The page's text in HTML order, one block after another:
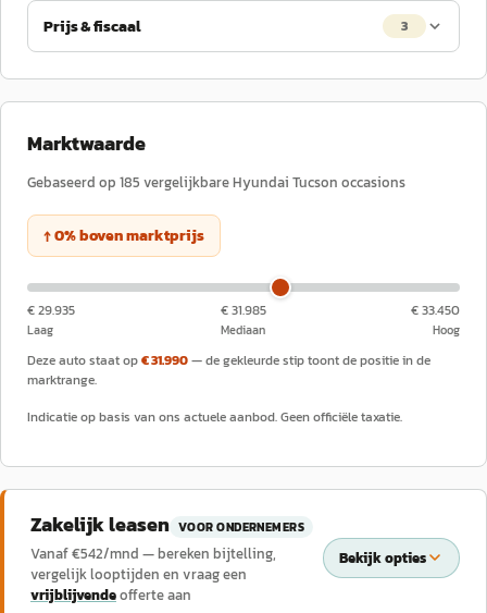
Prijs & fiscaal 3
Marktwaarde
Gebaseerd op 185 vergelijkbareHyundai Tucson occasions
↑0%bovenmarktprijs
€ 29.935
Laag
€ 31.985
Mediaan
€ 33.450
Hoog
Deze auto staat op€ 31.990— de gekleurde stip toont de positie in de
marktrange.
Indicatie op basis van ons actuele aanbod. Geen officiële taxatie.
Zakelijk leasen VOOR ONDERNEMERS
Vanaf €542/mnd — bereken bijtelling,
vergelijk looptijden en vraag een
vrijblijvendeofferte aan
Bekijk opties